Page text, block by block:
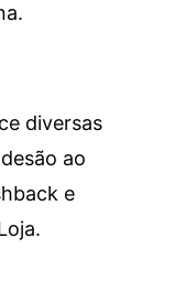
diversas
ao
e